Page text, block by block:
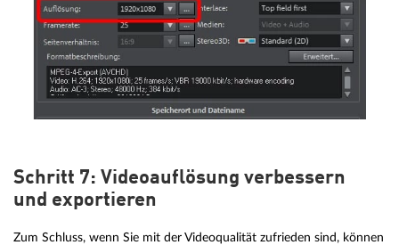
Schritt 7: Videoauflösung verbessern
und exportieren
Zum Schluss, wenn Sie mit der Videoqualität zufrieden sind, können